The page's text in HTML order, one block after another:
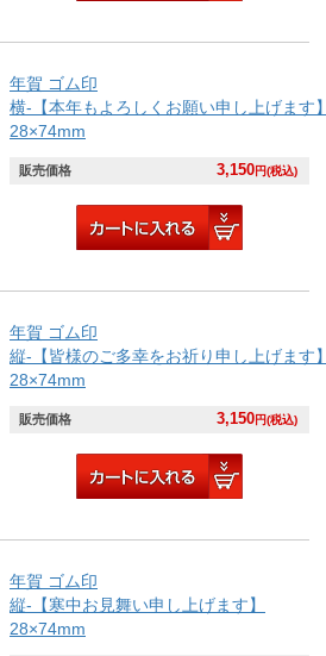
年賀 ゴム印
横-【本年もよろしくお願い申し上げます
28×74mm
販売価格 3,150円(税込)
年賀 ゴム印
縦-【皆様のご多幸をお祈り申し上げます
28×74mm
販売価格 3,150円(税込)
年賀 ゴム印
縦-【寒中お見舞い申し上げます】
28×74mm